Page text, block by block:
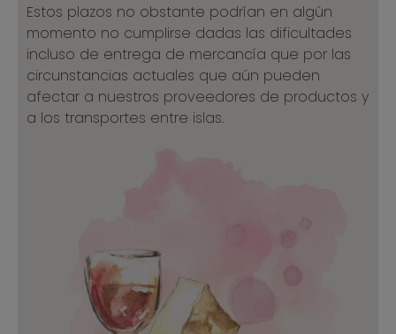
Estos plazos no obstante podrían en algún
momento no cumplirse dadas las dificultades
incluso de entrega de mercancía que por las
circunstancias actuales que aún pueden
afectar a nuestros proveedores de productos y
a los transportes entre islas.